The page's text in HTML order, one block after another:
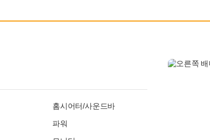
홈시어터/사운드바
파워